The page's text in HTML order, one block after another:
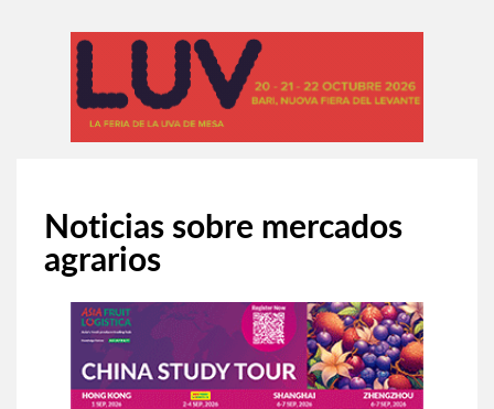
Noticias sobre mercados
agrarios